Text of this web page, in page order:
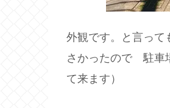
外観です。と言っ
さかったので 駐車
て来ます）